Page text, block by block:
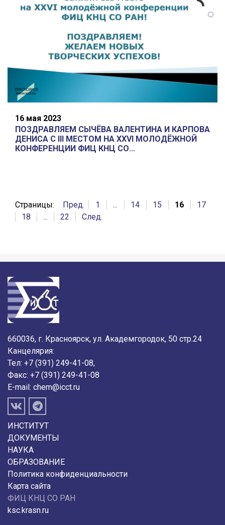
16 мая 2023
ПОЗДРАВЛЯЕМ СЫЧЁВА ВАЛЕНТИНА И КАРПОВА
ДЕНИСА С III МЕСТОМ НА XXVI МОЛОДЁЖНОЙ
КОНФЕРЕНЦИИ ФИЦ КНЦ СО...
Страницы: Пред. 1 ... 14 15 16
17
18
... 22 След.
660036, г. Красноярск, ул. Академгородок, 50 стр.24
Канцелярия:
Тел: +7 (391) 249-41-08,
Факс: +7 (391) 249-41-08
E-mail: chem@icct.ru
ИНСТИТУТ
ДОКУМЕНТЫ
НАУКА
ОБРАЗОВАНИЕ
Политика конфиденциальности
Карта сайта
ФИЦ КНЦ СО РАН
ksc.krasn.ru